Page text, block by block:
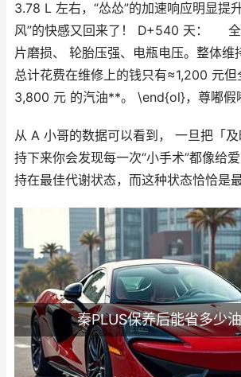
3.78 L 左右，“怂怂”的加速响应明显
风”的快感又回来了！ D+540 天： 全
片磨损、 轮胎压强、电瓶电压。整体维
总计花费在维修上的钱只有≈1,200 元但
3,800 元 的汽油**。 \end{ol}，尊嘟假
从 A 小哥的数据可以看到， 一旦把「
持下来你会发现每一次“小手术”都像给
持在最佳代谢状态，而这种状态恰恰是
秦PLUS保养后能省多少